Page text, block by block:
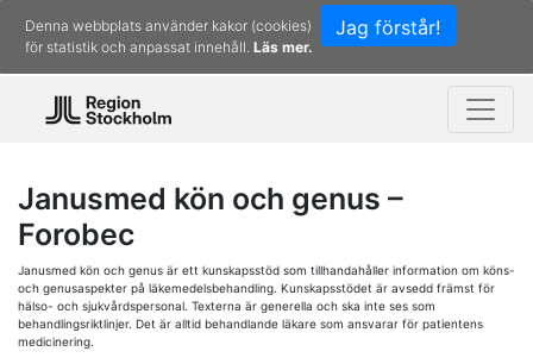
Jag förstår!
Denna webbplats använder kakor (cookies)
för statistik och anpassat innehåll. Läs mer.
Janusmed kön och genus –
Forobec
Janusmed kön och genus är ett kunskapsstöd som tillhandahåller information om köns-
och genusaspekter på läkemedelsbehandling. Kunskapsstödet är avsedd främst för
hälso- och sjukvårdspersonal. Texterna är generella och ska inte ses som
behandlingsriktlinjer. Det är alltid behandlande läkare som ansvarar för patientens
medicinering.